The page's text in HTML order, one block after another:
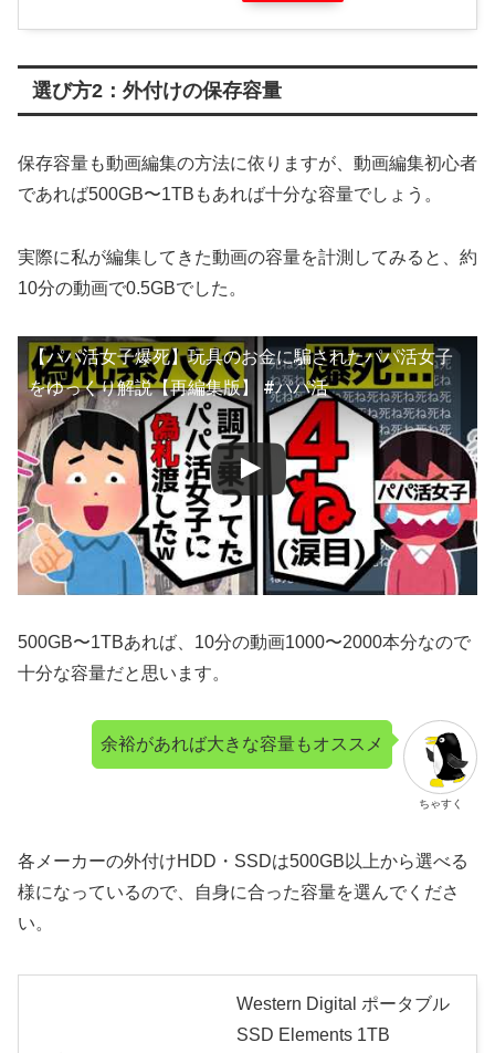
選び方2：外付けの保存容量
保存容量も動画編集の方法に依りますが、動画編集初心者
であれば500GB〜1TBもあれば十分な容量でしょう。
実際に私が編集してきた動画の容量を計測してみると、約
10分の動画で0.5GBでした。
【パパ活女子爆死】玩具のお金に騙されたパパ活女子
をゆっくり解説【再編集版】 #パパ活
500GB〜1TBあれば、10分の動画1000〜2000本分なので
十分な容量だと思います。
ちゃすく
余裕があれば大きな容量もオススメ
各メーカーの外付けHDD・SSDは500GB以上から選べる
様になっているので、自身に合った容量を選んでくださ
い。
Western Digital ポータブル
SSD Elements 1TB